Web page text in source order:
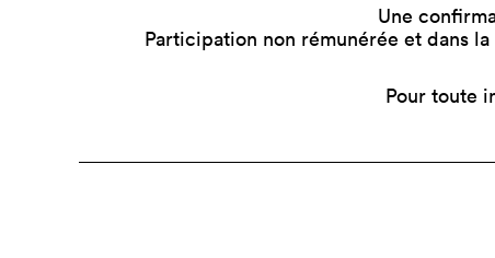
Une
Participation non rémunérée et dans
Pour toute